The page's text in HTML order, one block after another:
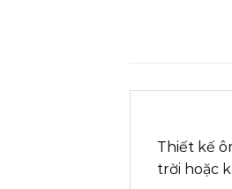
Thiết kế
trời hoặc